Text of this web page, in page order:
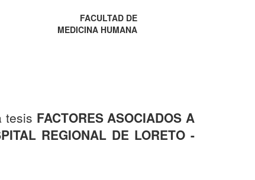
FACULTAD DE
MEDICINA HUMANA
tesis FACTORES ASOCIADOS A
REGIONAL DE LORETO -